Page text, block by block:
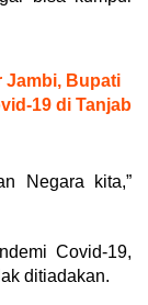
Jambi, Bupati
19 di Tanjab
Negara kita,”
Covid-19,
ditiadakan.